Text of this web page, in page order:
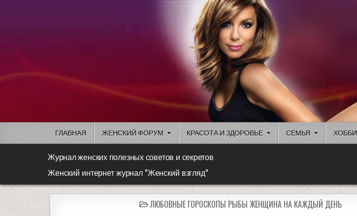
ГЛАВНАЯ ЖЕНСКИЙ ФОРУМ КРАСОТА И ЗДОРОВЬЕ СЕМЬЯ ХОББИ
Журнал женских полезных советов и секретов
Женский интернет журнал "Женский взгляд"
ЛЮБОВНЫЕ ГОРОСКОПЫ РЫБЫ ЖЕНЩИНА НА КАЖДЫЙ ДЕНЬ